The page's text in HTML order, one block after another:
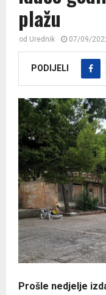
plažu
od Urednik 07/09/
PODIJELI
Prošle nedjelje